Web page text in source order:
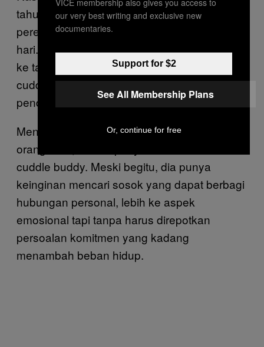
tahun, juga sempat cuddling dengan
perempuan yang baru ia kenal beberapa
hari. Meski hubungan mereka tidak berlanjut
ke tahap lebih serius, dan juga tak pernah
cuddling lagi sampai sekarang, dia memiliki
pendapat yang sama dengan Heidi.
Menurut Rashy, tiap kali kenalan dengan
orang baru, dia tak punya niat aktif mencari
cuddle buddy. Meski begitu, dia punya
keinginan mencari sosok yang dapat berbagi
hubungan personal, lebih ke aspek
emosional tapi tanpa harus direpotkan
persoalan komitmen yang kadang
menambah beban hidup.
our very best writing and exclusive new
documentaries.
Support for $2
See All Membership Plans
Or, continue for free